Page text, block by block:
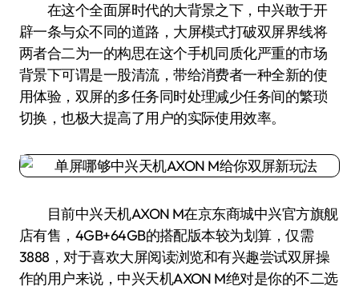
在这个全面屏时代的大背景之下，中兴敢于开
辟一条与众不同的道路，大屏模式打破双屏界线将
两者合二为一的构思在这个手机同质化严重的市场
背景下可谓是一股清流，带给消费者一种全新的使
用体验，双屏的多任务同时处理减少任务间的繁琐
切换，也极大提高了用户的实际使用效率。
目前中兴天机AXON M在京东商城中兴官方旗舰
店有售，4GB+64GB的搭配版本较为划算，仅需
3888，对于喜欢大屏阅读浏览和有兴趣尝试双屏操
作的用户来说，中兴天机AXON M绝对是你的不二选